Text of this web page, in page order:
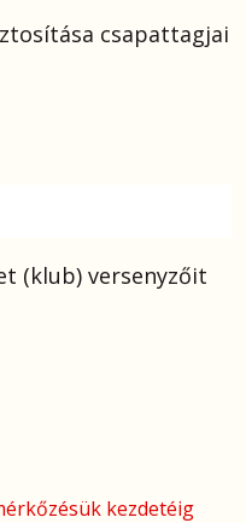
csapattagjai
(klub) versenyzőit
kezdetéig